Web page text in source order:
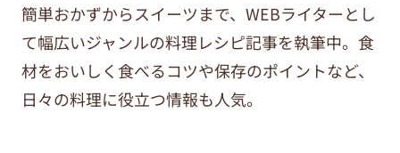
簡単おかずからスイーツまで、WEBライターとし
て幅広いジャンルの料理レシピ記事を執筆中。食
材をおいしく食べるコツや保存のポイントなど、
日々の料理に役立つ情報も人気。